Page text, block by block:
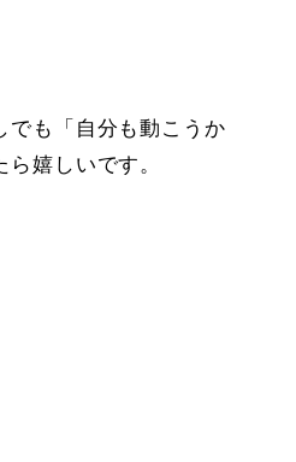
でも「自分も動こうか
嬉しいです。